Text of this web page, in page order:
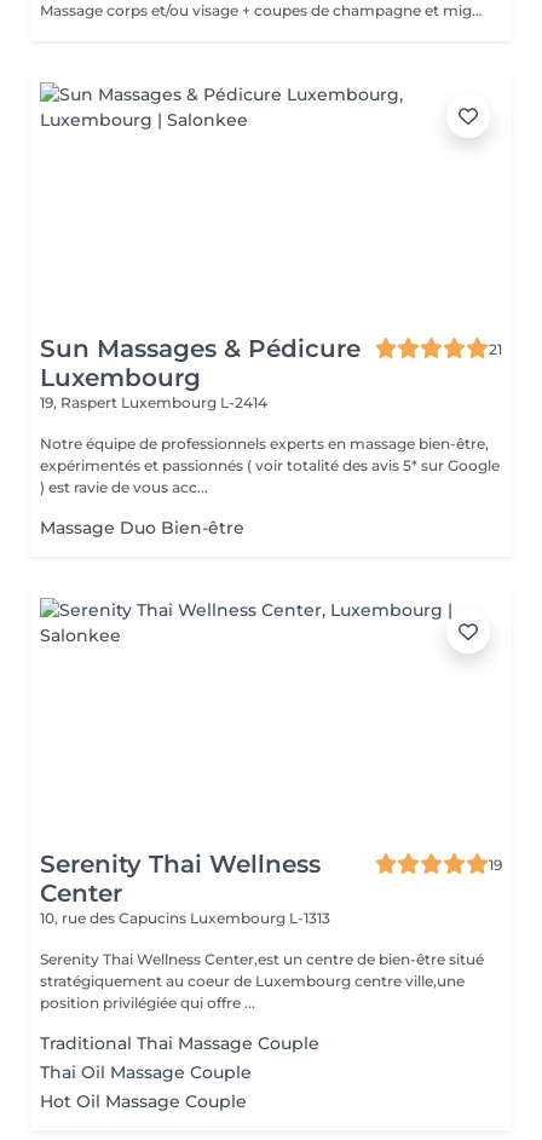
Massage corps et/ou visage + coupes de champagne et mignardises sucrées.
Sun Massages & Pédicure
Luxembourg
21
19, Raspert Luxembourg L-2414
Notre équipe de professionnels experts en massage bien-être,
expérimentés et passionnés ( voir totalité des avis 5* sur Google
) est ravie de vous acc...
Massage Duo Bien-être
Serenity Thai Wellness
Center
19
10, rue des Capucins Luxembourg L-1313
Serenity Thai Wellness Center,est un centre de bien-être situé
stratégiquement au coeur de Luxembourg centre ville,une
position privilégiée qui offre ...
Traditional Thai Massage Couple
Thai Oil Massage Couple
Hot Oil Massage Couple